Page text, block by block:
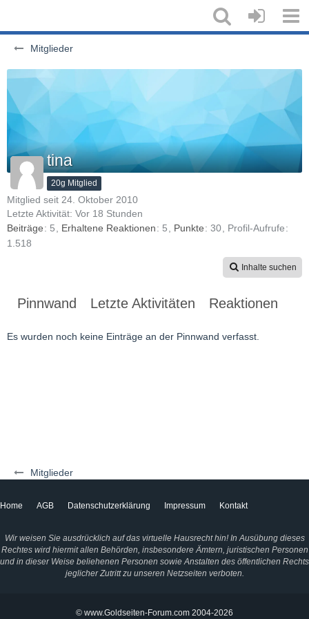
Mitglieder
Mitglieder
tina
20g Mitglied
Mitglied seit 24. Oktober 2010
Letzte Aktivität: Vor 18 Stunden
Beiträge
5 Erhaltene Reaktionen 5 Punkte 30
Profil-Aufrufe
1.518
Inhalte suchen
Pinnwand Letzte Aktivitäten Reaktionen
Es wurden noch keine Einträge an der Pinnwand verfasst.
Home AGB Datenschutzerklärung Impressum Kontakt
Wir weisen Sie ausdrücklich auf das virtuelle Hausrecht hin! In Ausübung dieses
Rechtes wird hiermit allen Behörden, insbesondere Ämtern, juristischen Personen
und in dieser Weise beliehenen Personen sowie Anstalten des öffentlichen Rechts
jeglicher Zutritt zu unseren Netzseiten verboten.
© www.Goldseiten-Forum.com 2004-2026